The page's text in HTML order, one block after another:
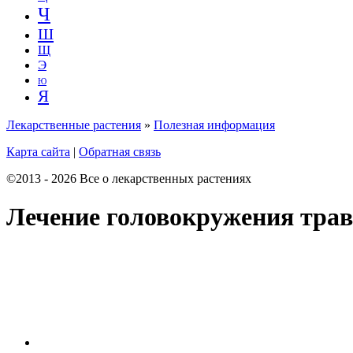
Ч
Ш
Щ
Э
Ю
Я
Лекарственные растения » Полезная информация
Карта сайта | Обратная связь
©2013 - 2026 Все о лекарственных растениях
Лечение головокружения